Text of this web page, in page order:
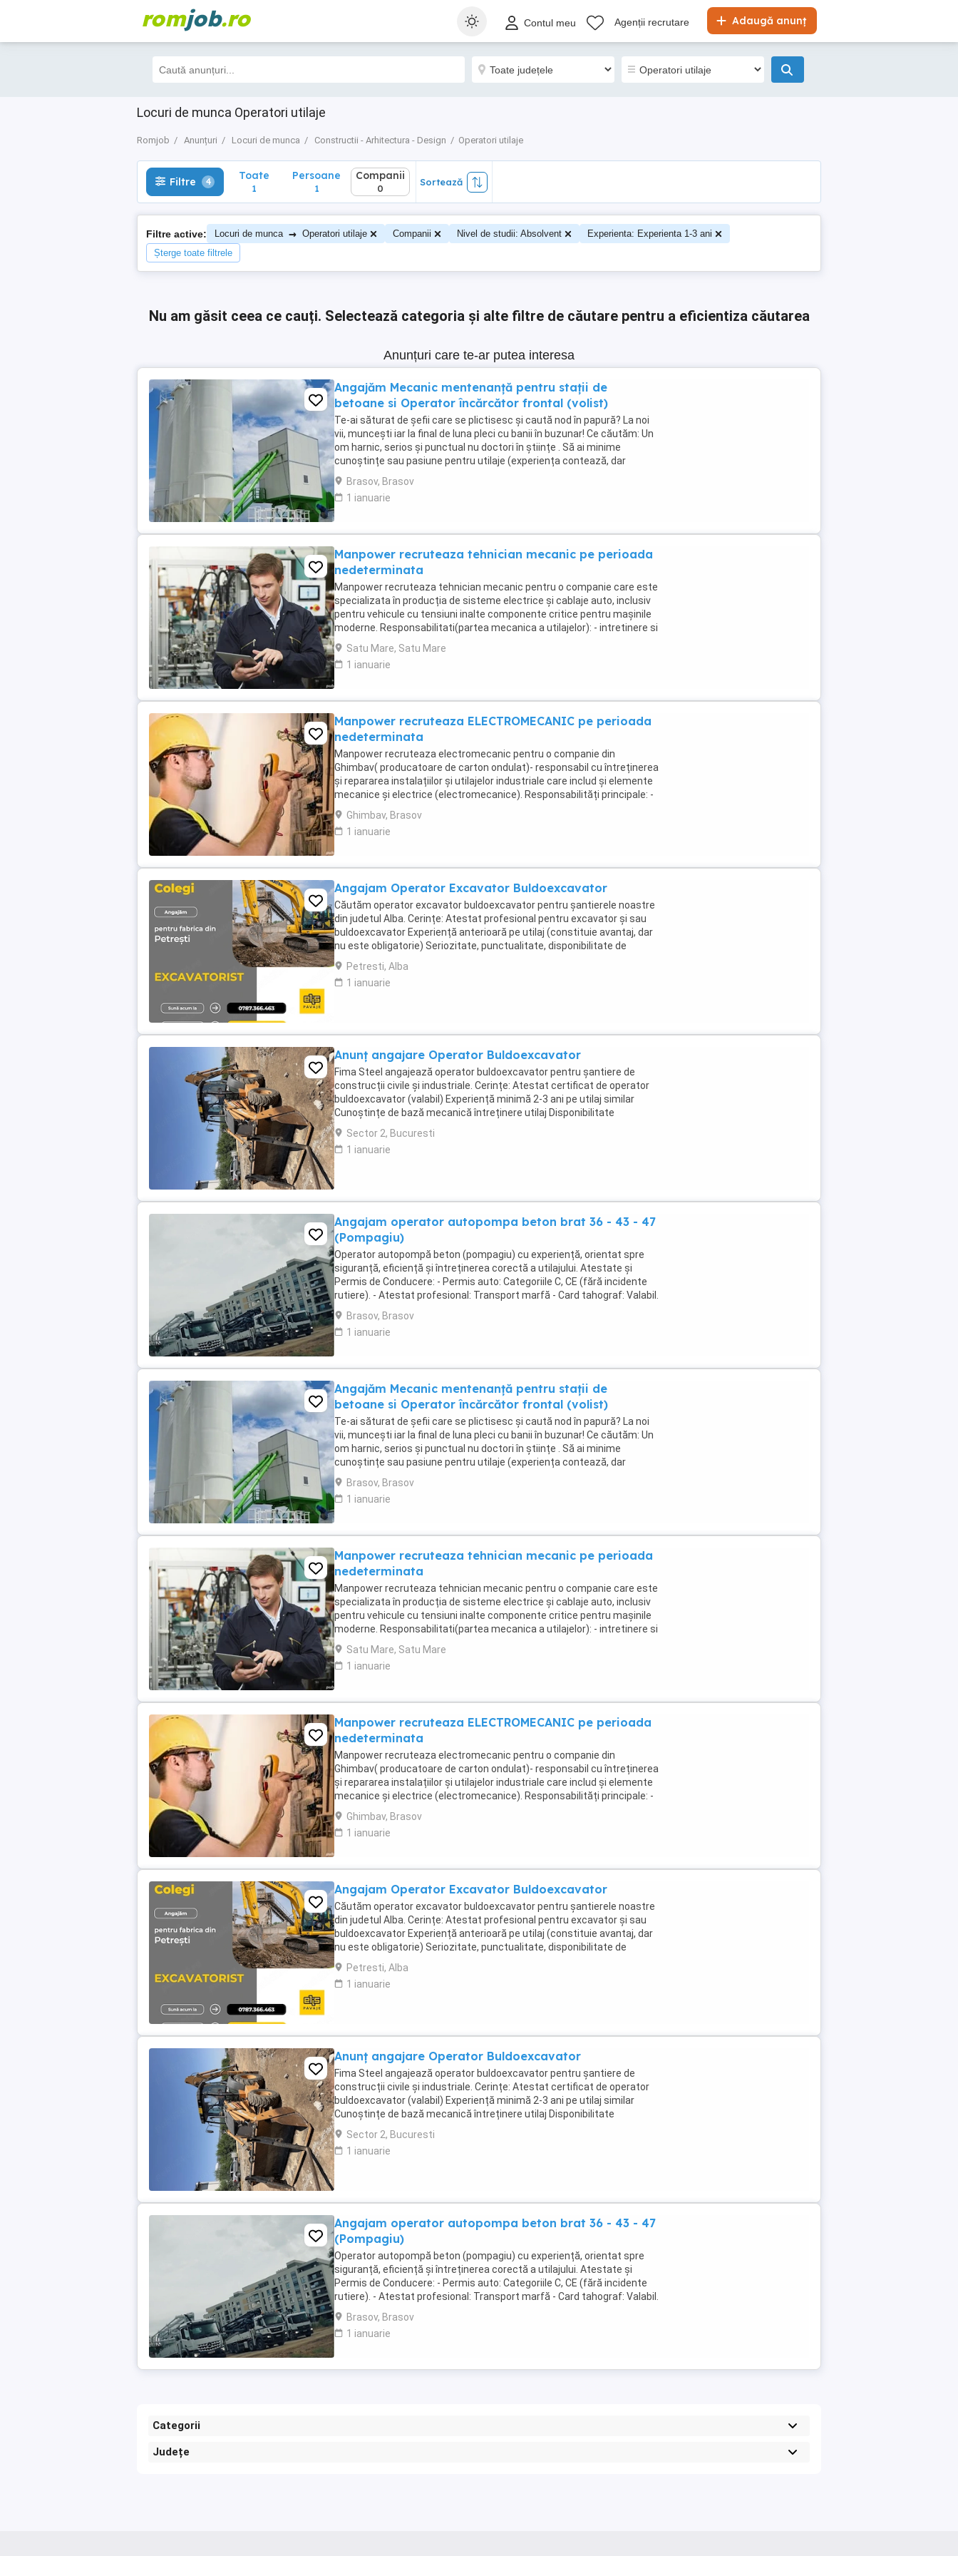
romjob.ro Adaugă anunț
Contul meu Agenții recrutare
Locuri de munca Operatori utilaje
Romjob Anunțuri Locuri de munca Constructii - Arhitectura - Design Operatori utilaje
Filtre 4 Toate
1
Filtre 4 Toate
1
Persoane
1
Companii
0
Sortează
Filtre active: Locuri de munca → Operatori utilaje Companii Nivel de studii: Absolvent
Experienta: Experienta 1-3 ani
Șterge toate filtrele
Nu am găsit ceea ce cauți. Selectează categoria și alte filtre de căutare pentru a eficientiza căutarea
Anunțuri care te-ar putea interesa
Angajăm Mecanic mentenanță pentru stații de
betoane si Operator încărcător frontal (volist)
Te-ai săturat de șefii care se plictisesc și caută nod în papură? La noi
vii, muncești iar la final de luna pleci cu banii în buzunar! Ce căutăm: Un
om harnic, serios și punctual nu doctori în științe . Să ai minime
cunoștințe sau pasiune pentru utilaje (experiența contează, dar
prețuim mai mult ...
Brasov, Brasov
1 ianuarie
Manpower recruteaza tehnician mecanic pe perioada
nedeterminata
Manpower recruteaza tehnician mecanic pentru o companie care este
specializata în producția de sisteme electrice și cablaje auto, inclusiv
pentru vehicule cu tensiuni inalte componente critice pentru mașinile
moderne. Responsabilitati(partea mecanica a utilajelor): - intretinere si
reparatii mecanice ...
Satu Mare, Satu Mare
1 ianuarie
Manpower recruteaza ELECTROMECANIC pe perioada
nedeterminata
Manpower recruteaza electromecanic pentru o companie din
Ghimbav( producatoare de carton ondulat)- responsabil cu întreținerea
și repararea instalațiilor și utilajelor industriale care includ și elemente
mecanice și electrice (electromecanice). Responsabilități principale: -
monitorizeaza și execută ...
Ghimbav, Brasov
1 ianuarie
Angajam Operator Excavator Buldoexcavator
Căutăm operator excavator buldoexcavator pentru șantierele noastre
din judetul Alba. Cerințe: Atestat profesional pentru excavator și sau
buldoexcavator Experiență anterioară pe utilaj (constituie avantaj, dar
nu este obligatorie) Seriozitate, punctualitate, disponibilitate de
deplasare pe șantier Permis ...
Petresti, Alba
1 ianuarie
Anunț angajare Operator Buldoexcavator
Fima Steel angajează operator buldoexcavator pentru șantiere de
construcții civile și industriale. Cerințe: Atestat certificat de operator
buldoexcavator (valabil) Experiență minimă 2-3 ani pe utilaj similar
Cunoștințe de bază mecanică întreținere utilaj Disponibilitate
deplasare pe șantiere Oferim: ...
Sector 2, Bucuresti
1 ianuarie
Angajam operator autopompa beton brat 36 - 43 - 47
(Pompagiu)
Operator autopompă beton (pompagiu) cu experiență, orientat spre
siguranță, eficiență și întreținerea corectă a utilajului. Atestate și
Permis de Conducere: - Permis auto: Categoriile C, CE (fără incidente
rutiere). - Atestat profesional: Transport marfă - Card tahograf: Valabil.
- Opțional: Autorizație ...
Brasov, Brasov
1 ianuarie
Angajăm Mecanic mentenanță pentru stații de
betoane si Operator încărcător frontal (volist)
Te-ai săturat de șefii care se plictisesc și caută nod în papură? La noi
vii, muncești iar la final de luna pleci cu banii în buzunar! Ce căutăm: Un
om harnic, serios și punctual nu doctori în științe . Să ai minime
cunoștințe sau pasiune pentru utilaje (experiența contează, dar
prețuim mai mult ...
Brasov, Brasov
1 ianuarie
Manpower recruteaza tehnician mecanic pe perioada
nedeterminata
Manpower recruteaza tehnician mecanic pentru o companie care este
specializata în producția de sisteme electrice și cablaje auto, inclusiv
pentru vehicule cu tensiuni inalte componente critice pentru mașinile
moderne. Responsabilitati(partea mecanica a utilajelor): - intretinere si
reparatii mecanice ...
Satu Mare, Satu Mare
1 ianuarie
Manpower recruteaza ELECTROMECANIC pe perioada
nedeterminata
Manpower recruteaza electromecanic pentru o companie din
Ghimbav( producatoare de carton ondulat)- responsabil cu întreținerea
și repararea instalațiilor și utilajelor industriale care includ și elemente
mecanice și electrice (electromecanice). Responsabilități principale: -
monitorizeaza și execută ...
Ghimbav, Brasov
1 ianuarie
Angajam Operator Excavator Buldoexcavator
Căutăm operator excavator buldoexcavator pentru șantierele noastre
din judetul Alba. Cerințe: Atestat profesional pentru excavator și sau
buldoexcavator Experiență anterioară pe utilaj (constituie avantaj, dar
nu este obligatorie) Seriozitate, punctualitate, disponibilitate de
deplasare pe șantier Permis ...
Petresti, Alba
1 ianuarie
Anunț angajare Operator Buldoexcavator
Fima Steel angajează operator buldoexcavator pentru șantiere de
construcții civile și industriale. Cerințe: Atestat certificat de operator
buldoexcavator (valabil) Experiență minimă 2-3 ani pe utilaj similar
Cunoștințe de bază mecanică întreținere utilaj Disponibilitate
deplasare pe șantiere Oferim: ...
Sector 2, Bucuresti
1 ianuarie
Angajam operator autopompa beton brat 36 - 43 - 47
(Pompagiu)
Operator autopompă beton (pompagiu) cu experiență, orientat spre
siguranță, eficiență și întreținerea corectă a utilajului. Atestate și
Permis de Conducere: - Permis auto: Categoriile C, CE (fără incidente
rutiere). - Atestat profesional: Transport marfă - Card tahograf: Valabil.
- Opțional: Autorizație ...
Brasov, Brasov
1 ianuarie
Categorii
Județe